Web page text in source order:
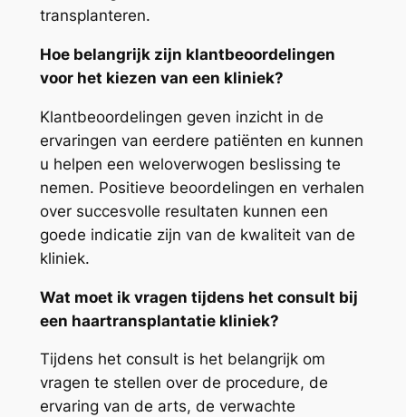
transplanteren.
Hoe belangrijk zijn klantbeoordelingen
voor het kiezen van een kliniek?
Klantbeoordelingen geven inzicht in de
ervaringen van eerdere patiënten en kunnen
u helpen een weloverwogen beslissing te
nemen. Positieve beoordelingen en verhalen
over succesvolle resultaten kunnen een
goede indicatie zijn van de kwaliteit van de
kliniek.
Wat moet ik vragen tijdens het consult bij
een haartransplantatie kliniek?
Tijdens het consult is het belangrijk om
vragen te stellen over de procedure, de
ervaring van de arts, de verwachte